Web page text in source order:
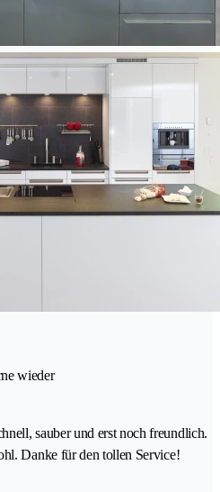
wieder
sauber und erst noch freundlich.
Danke für den tollen Service!